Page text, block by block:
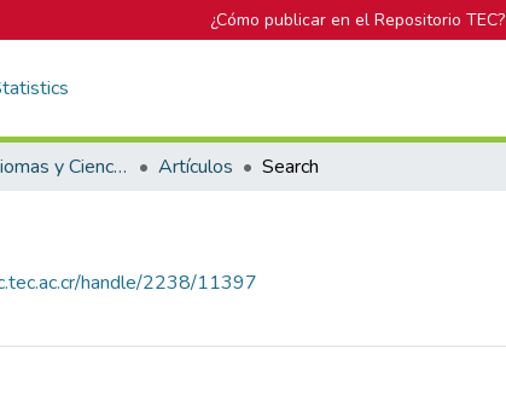
¿Cómo publicar en el Repositorio TEC?
Escuela de Idiomas y Ciencias Sociales Artículos Search
handle/2238/11397